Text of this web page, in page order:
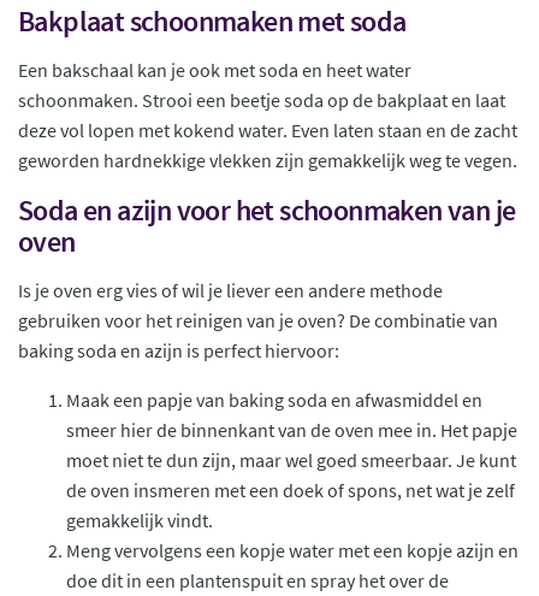
Bakplaat schoonmaken met soda
Een bakschaal kan je ook met soda en heet water
schoonmaken. Strooi een beetje soda op de bakplaat en laat
deze vol lopen met kokend water. Even laten staan en de zacht
geworden hardnekkige vlekken zijn gemakkelijk weg te vegen.
Soda en azijn voor het schoonmaken van je
oven
Is je oven erg vies of wil je liever een andere methode
gebruiken voor het reinigen van je oven? De combinatie van
baking soda en azijn is perfect hiervoor:
Maak een papje van baking soda en afwasmiddel en
smeer hier de binnenkant van de oven mee in. Het papje
moet niet te dun zijn, maar wel goed smeerbaar. Je kunt
de oven insmeren met een doek of spons, net wat je zelf
gemakkelijk vindt.
Meng vervolgens een kopje water met een kopje azijn en
doe dit in een plantenspuit en spray het over de